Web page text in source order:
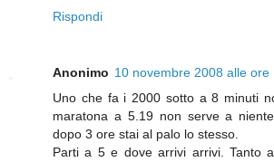
Rispondi
Anonimo 10 novembre 2008 alle ore
Uno che fa i 2000 sotto a 8 minuti
maratona a 5.19 non serve a
dopo 3 ore stai al palo lo stesso.
Parti a 5 e dove arrivi arrivi. Tanto